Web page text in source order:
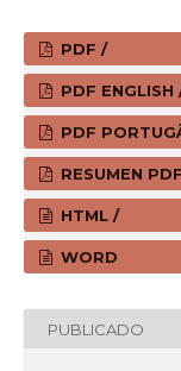
PDF /
PDF ENGLISH
PDF
RESUMEN
HTML /
WORD
PUBLICADO